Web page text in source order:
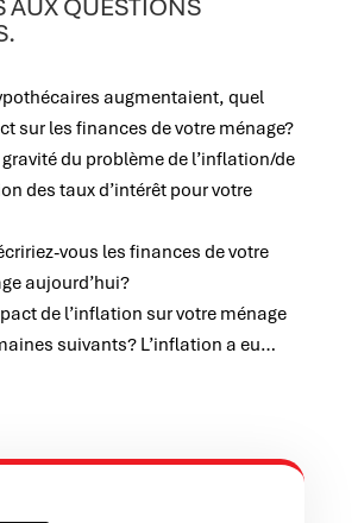
AUX QUESTIONS
augmentaient, quel
sur les finances de votre ménage?
du problème de l’inflation/de
des taux d’intérêt pour votre
vous les finances de votre
aujourd’hui?
de l’inflation sur votre ménage
suivants? L’inflation a eu…